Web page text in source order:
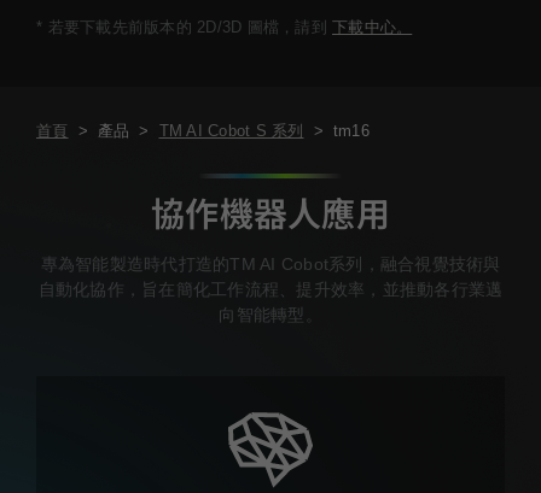
* 若要下載先前版本的 2D/3D 圖檔，請到 下載中心。
首頁 > 產品 > TM AI Cobot S 系列 > tm16
協作機器人應用
專為智能製造時代打造的TM AI Cobot系列，融合視覺技術與
自動化協作，旨在簡化工作流程、提升效率，並推動各行業邁
向智能轉型。